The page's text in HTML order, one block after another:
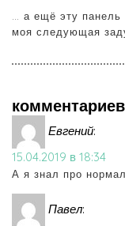
… а ещё эту
моя следующая
Евгений:
15.04.2019 в 18:34
А я знал про
Павел: